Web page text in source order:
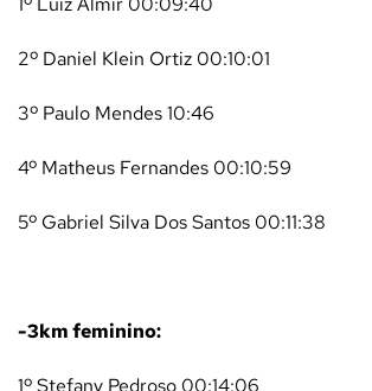
2º Daniel Klein Ortiz 00:10:01
3º Paulo Mendes 10:46
4º Matheus Fernandes 00:10:59
5º Gabriel Silva Dos Santos 00:11:38
-3km feminino:
1º Stefany Pedroso 00:14:06